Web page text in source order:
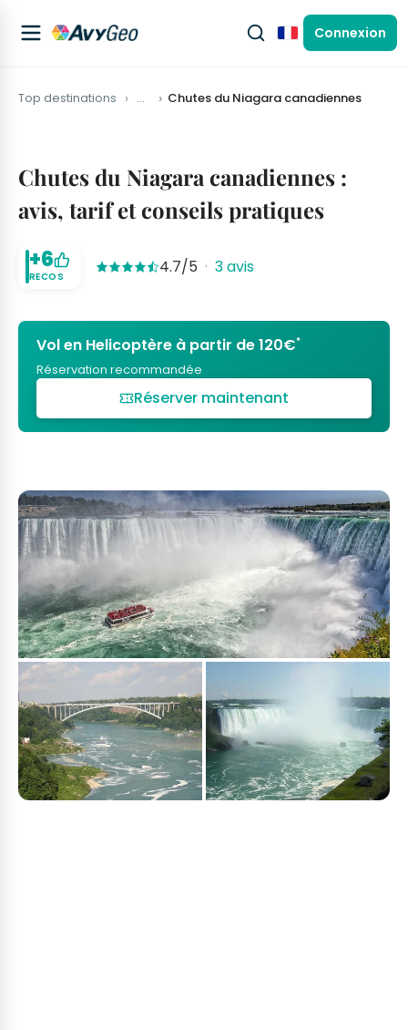
FrançaisConnexion
Top destinations … Chutes du Niagara canadiennes
Chutes du Niagara canadiennes :
avis, tarif et conseils pratiques
+6
RECOS 4.7/5 · 3 avis
Vol en Helicoptère à partir de 120€*
Réservation recommandée
Réserver maintenant